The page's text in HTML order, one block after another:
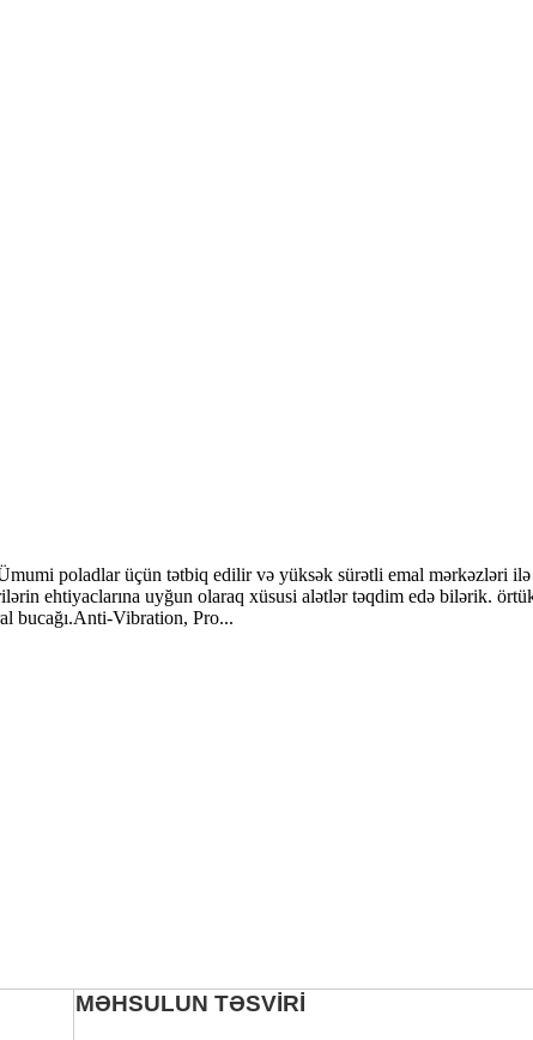
poladlar üçün tətbiq edilir və yüksək sürətli emal mərkəzləri
uyğun olaraq xüsusi alətlər təqdim edə bilərik.
bucağı.Anti-Vibration, Pro...
MƏHSULUN TƏSVİRİ